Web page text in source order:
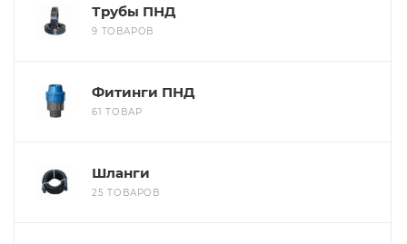
Трубы ПНД
9 ТОВАРОВ
Фитинги ПНД
61 ТОВАР
Шланги
25 ТОВАРОВ